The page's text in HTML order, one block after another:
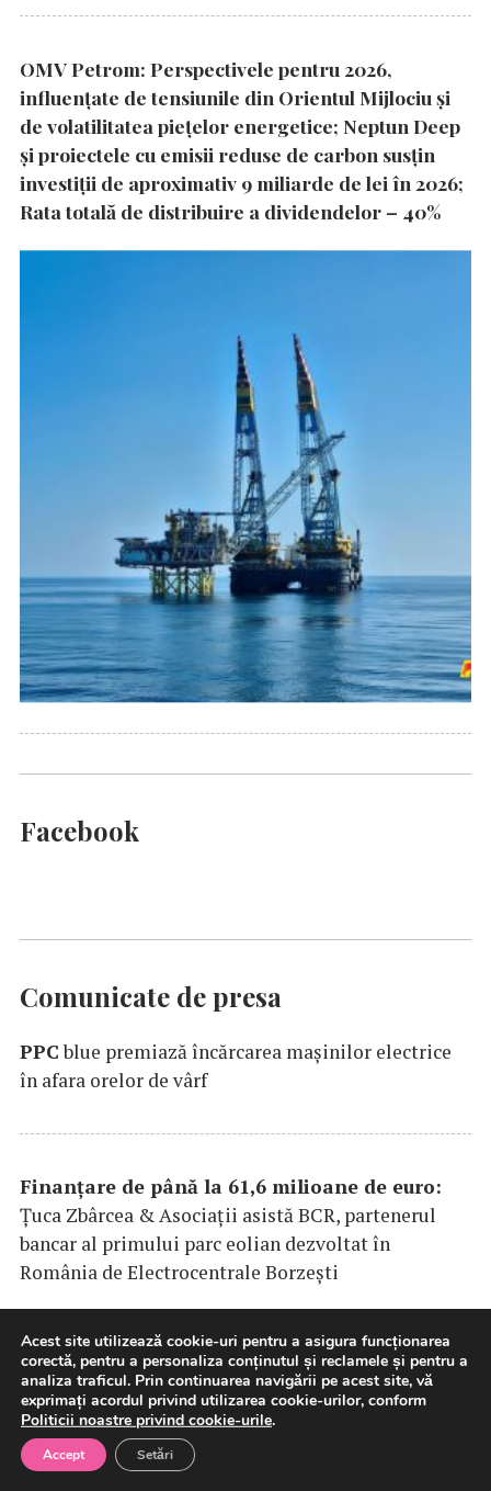
OMV Petrom: Perspectivele pentru 2026,
influențate de tensiunile din Orientul Mijlociu și
de volatilitatea piețelor energetice; Neptun Deep
și proiectele cu emisii reduse de carbon susțin
investiții de aproximativ 9 miliarde de lei în 2026;
Rata totală de distribuire a dividendelor – 40%
Facebook
Comunicate de presa
PPCblue premiază încărcarea maşinilor electrice
în afara orelor de vârf
Finanțare de până la 61,6 milioane de euro:
Țuca Zbârcea & Asociații asistă BCR, partenerul
bancar al primului parc eolian dezvoltat în
România de Electrocentrale Borzești
Andrei Bereandă se alătură Super în rolul de
Vicepreședinte Comercial pentru România
Acest site utilizează cookie-uri pentru a asigura funcționarea
corectă, pentru a personaliza conținutul și reclamele și pentru a
analiza traficul. Prin continuarea navigării pe acest site, vă
exprimați acordul privind utilizarea cookie-urilor, conform
Politicii noastre privind cookie-urile.
Accept Setări